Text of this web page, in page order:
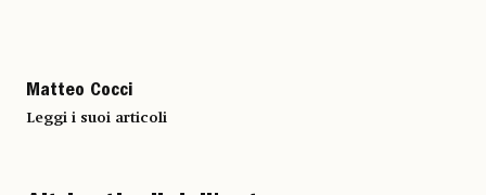
Matteo Cocci
Leggi i suoi articoli